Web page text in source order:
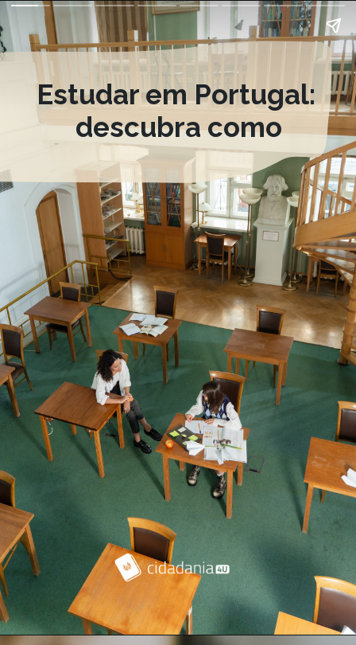
Estudar em Portugal:
descubra como